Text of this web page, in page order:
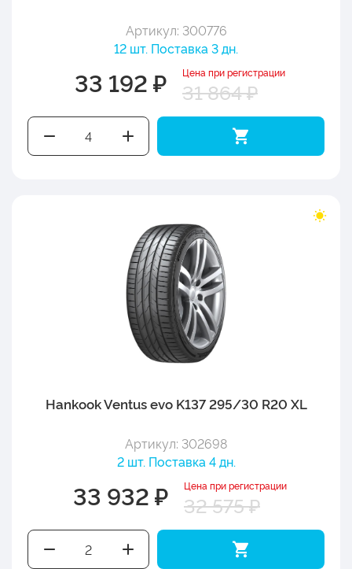
Артикул: 300776
12 шт. Поставка 3 дн.
33 192 ₽ Цена при регистрации
31 864 ₽
Hankook Ventus evo K137 295/30 R20 XL
Артикул: 302698
2 шт. Поставка 4 дн.
33 932 ₽ Цена при регистрации
32 575 ₽